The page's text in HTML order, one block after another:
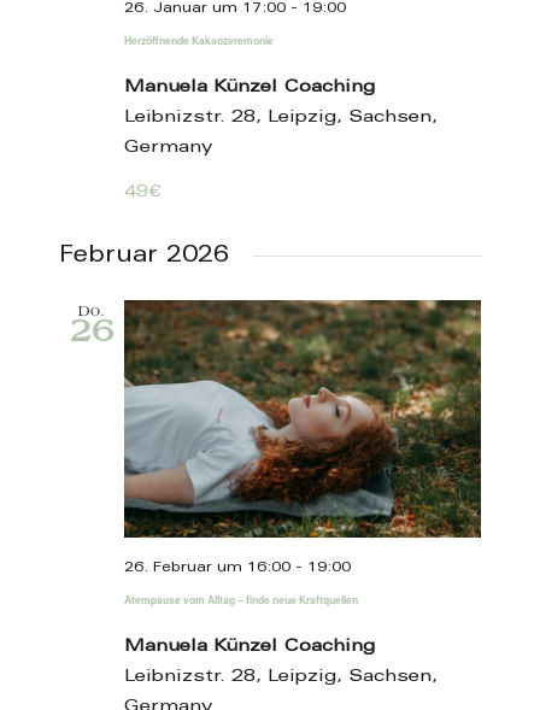
Herzöffnende Kakaozeremonie
26. Januar um 17:00 - 19:00
Manuela Künzel Coaching
Leibnizstr. 28, Leipzig, Sachsen,
Germany
49€
Februar 2026
Do.
26
Atempause vom Alltag – finde neue Kraftquellen
26. Februar um 16:00 - 19:00
Manuela Künzel Coaching
Leibnizstr. 28, Leipzig, Sachsen,